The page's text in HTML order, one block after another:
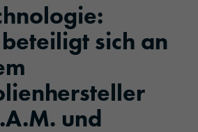
sich an
und